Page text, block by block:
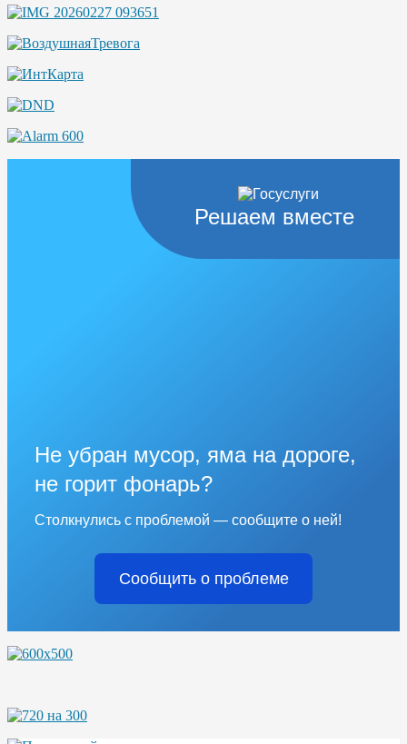
Решаем вместе
Не убран мусор, яма на дороге,
не горит фонарь?
Столкнулись с проблемой — сообщите о ней!
Сообщить о проблеме